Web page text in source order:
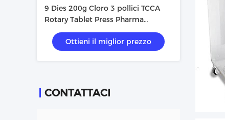
9 Dies 200g Cloro 3 pollici TCCA
Rotary Tablet Press Pharma
compressione macchina
Ottieni il miglior prezzo
CONTATTACI